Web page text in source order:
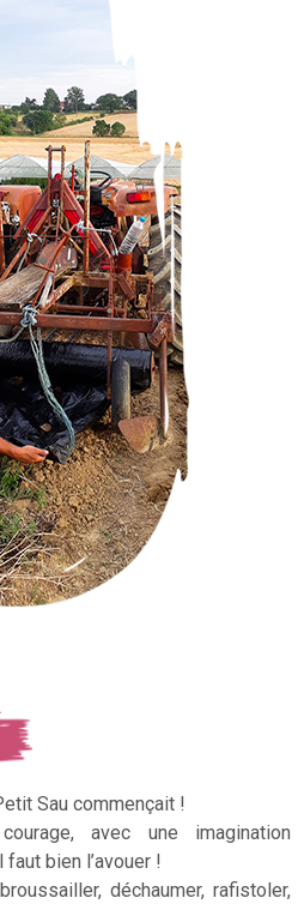
Sau commençait !
avec une imagination
bien l’avouer !
déchaumer, rafistoler,